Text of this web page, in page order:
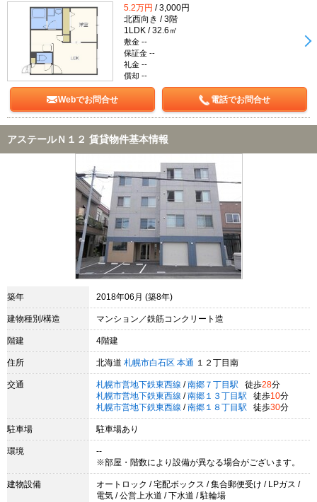
5.2万円 / 3,000円
北西向き / 3階
1LDK / 32.6㎡
敷金 --
保証金 --
礼金 --
償却 --
Webでお問合せ 電話でお問合せ
アステールＮ１２ 賃貸物件基本情報
築年 2018年06月 (築8年)
建物種別/構造 マンション／鉄筋コンクリート造
階建 4階建
住所 北海道 札幌市白石区 本通 １２丁目南
交通 札幌市営地下鉄東西線 / 南郷７丁目駅 徒歩28分
札幌市営地下鉄東西線 / 南郷１３丁目駅 徒歩10分
札幌市営地下鉄東西線 / 南郷１８丁目駅 徒歩30分
駐車場 駐車場あり
環境
--
※部屋・階数により設備が異なる場合がございます。
建物設備
オートロック / 宅配ボックス / 集合郵便受け / LPガス /
電気 / 公営上水道 / 下水道 / 駐輪場